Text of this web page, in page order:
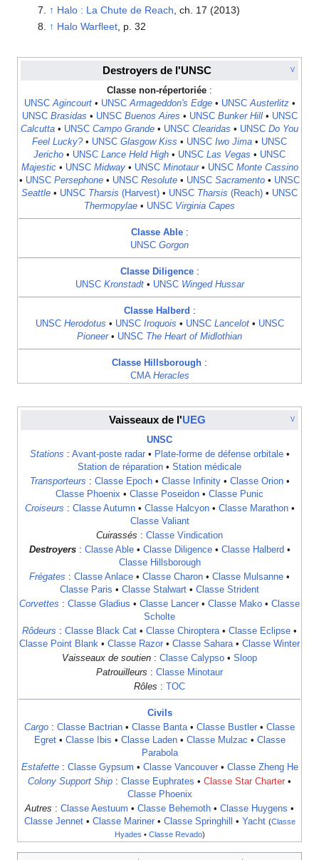
↑ Halo : La Chute de Reach , ch. 17 (2013)
↑ Halo Warfleet, p. 32
V
Destroyers de l'UNSC
Classe non-répertoriée :
UNSCAgincourt• UNSCArmageddon's Edge• UNSCAusterlitz•
UNSC Brasidas • UNSC Buenos Aires • UNSC Bunker Hill• UNSC
Calcutta • UNSC Campo Grande • UNSC Clearidas • UNSC Do You
Feel Lucky?• UNSC Glasgow Kiss • UNSC Iwo Jima • UNSC
Jericho • UNSC Lance Held High • UNSC Las Vegas • UNSC
Majestic• UNSC Midway• UNSC Minotaur• UNSC Monte Cassino
• UNSC Persephone • UNSC Resolute • UNSC Sacramento • UNSC
Seattle • UNSC Tharsis (Harvest) • UNSC Tharsis (Reach) • UNSC
Thermopylae • UNSC Virginia Capes
Classe Able:
UNSC Gorgon
Classe Diligence:
UNSC Kronstadt• UNSC Winged Hussar
Classe Halberd :
UNSC Herodotus • UNSC Iroquois • UNSC Lancelot• UNSC
Pioneer• UNSC The Heart of Midlothian
Classe Hillsborough :
CMA Heracles
V
Vaisseaux de l'UEG
UNSC
Stations : Avant-poste radar• Plate-forme de défense orbitale•
Station de réparation • Station médicale
Transporteurs : Classe Epoch• Classe Infinity• Classe Orion•
Classe Phoenix • Classe Poseidon • Classe Punic
Croiseurs : Classe Autumn• Classe Halcyon• Classe Marathon•
Classe Valiant
Cuirassés : Classe Vindication
Destroyers: Classe Able• Classe Diligence• Classe Halberd •
Classe Hillsborough
Frégates : Classe Anlace • Classe Charon • Classe Mulsanne •
Classe Paris • Classe Stalwart • Classe Strident
Corvettes : Classe Gladius • Classe Lancer • Classe Mako • Classe
Scholte
Rôdeurs : Classe Black Cat • Classe Chiroptera• Classe Eclipse •
Classe Point Blank • Classe Razor • Classe Sahara• Classe Winter
Vaisseaux de soutien : Classe Calypso • Sloop
Patrouilleurs : Classe Minotaur
Rôles : TOC
Civils
Cargo : Classe Bactrian • Classe Banta• Classe Bustler • Classe
Egret• Classe Ibis • Classe Laden• Classe Mulzac • Classe
Parabola
Estafette: Classe Gypsum • Classe Vancouver• Classe Zheng He
Colony Support Ship : Classe Euphrates • Classe Star Charter •
Classe Phoenix
Autres : Classe Aestuum • Classe Behemoth • Classe Huygens •
Classe Jennet• Classe Mariner• Classe Springhill • Yacht (Classe
Hyades • Classe Revado)